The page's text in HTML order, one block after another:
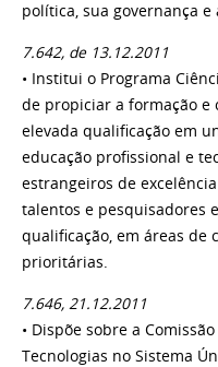
política, sua governança
7.642, de 13.12.2011
• Institui o Programa
de propiciar a formação e
elevada qualificação em
educação profissional e
estrangeiros de
talentos e pesquisadores
qualificação, em áreas de
prioritárias.
7.646, 21.12.2011
• Dispõe sobre a
Tecnologias no Sistema